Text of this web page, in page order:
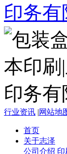
行业资讯 |网站地
首页
关于志泽
公司介绍 印